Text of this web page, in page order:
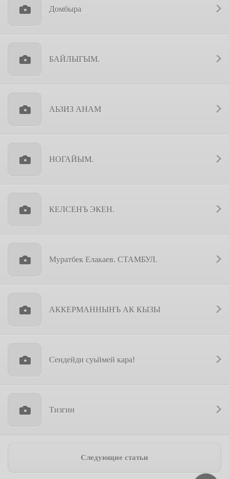
Домбыра
БАЙЛЫГЫМ.
АЬЗИЗ АНАМ
НОГАЙЫМ.
КЕЛСЕНЪ ЭКЕН.
Муратбек Елакаев. СТАМБУЛ.
АККЕРМАННЫНЪ АК КЫЗЫ
Сендейди суьймей кара!
Тизгин
Следующие статьи